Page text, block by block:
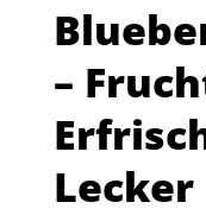
–
Lecker